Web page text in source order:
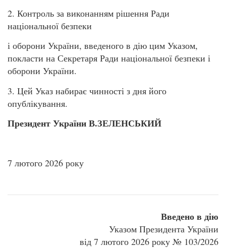
2. Контроль за виконанням рішення Ради
національної безпеки
і оборони України, введеного в дію цим Указом,
покласти на Секретаря Ради національної безпеки і
оборони України.
3. Цей Указ набирає чинності з дня його
опублікування.
Президент України В.ЗЕЛЕНСЬКИЙ
7 лютого 2026 року
Введено в дію
Указом Президента України
від 7 лютого 2026 року № 103/2026